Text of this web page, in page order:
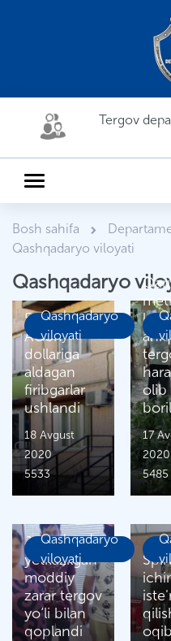
Tergov
Bosh sahifa
Qashqadaryo viloyati
Qashqadaryo
Qashqadaryo
viloyati
50.000
AQSh
dollariga
aldagan
firibgarlar
ushlandi
18 Avgust
2020
5533
olib
17
2020
5485
Qashqadaryo
viloyati
Jabrlanuvchiga
yetkazilgan
moddiy
zarar tergov
yo‘li bilan
qoplandi